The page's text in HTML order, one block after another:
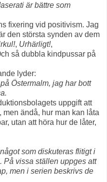
är bättre som
fixering vid positivism. Jag
den största synden av dem
, Urhärligt!,
så dubbla kindpussar på
lyder:
Östermalm, jag har bott
uppgift att
men ändå, hur man kan låta
utan att höra hur de låter,
som diskuteras flitigt i
På vissa ställen uppges att
men i serien beskrivs de